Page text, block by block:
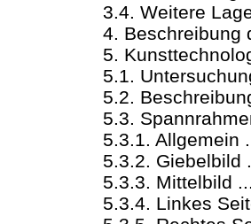
3.4. Weitere
4. Beschreibung
5.
5.1.
5.2.
5.3.
5.3.1. Allgemein
5.3.2. Giebelbild
5.3.3. Mittelbild
5.3.4. Linkes